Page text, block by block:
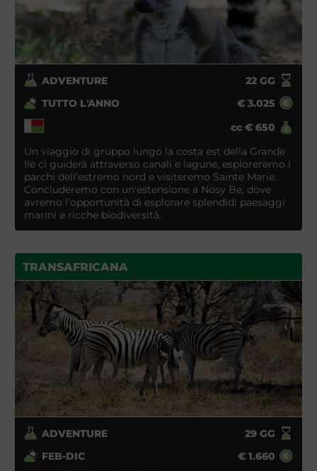
ADVENTURE 22GG
TUTTO L'ANNO
€ 3.025
cc € 650
Un viaggio di gruppo lungo la costa est della Grande
Ile ci guiderà attraverso canali e lagune, esploreremo i
parchi dell’estremo nord e visiteremo Sainte Marie.
Concluderemo con un'estensione a Nosy Be, dove
avremo l'opportunità di esplorare splendidi paesaggi
marini e ricche biodiversità.
TRANSAFRICANA
ADVENTURE 29GG
FEB-DIC
€ 1.660